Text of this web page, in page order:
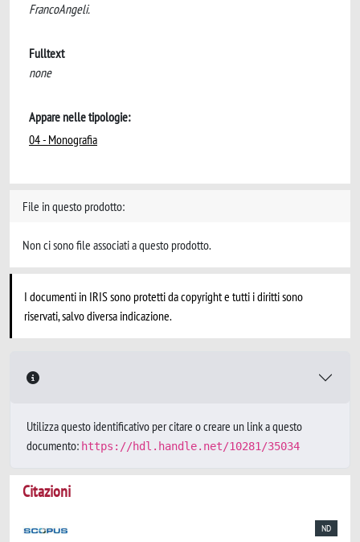
FrancoAngeli.
Fulltext
none
Appare nelle tipologie:
04 - Monografia
File in questo prodotto:
Non ci sono file associati a questo prodotto.
I documenti in IRIS sono protetti da copyright e tutti i diritti sono
riservati, salvo diversa indicazione.
Utilizza questo identificativo per citare o creare un link a questo
documento: https://hdl.handle.net/10281/35034
Citazioni
ND